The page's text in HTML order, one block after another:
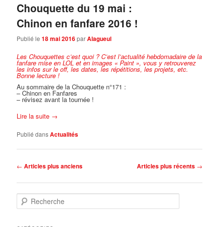
Chouquette du 19 mai :
Chinon en fanfare 2016 !
Publié le18 mai 2016parAlagueul
Les Chouquettes c’est quoi ? C’est l’actualité hebdomadaire de la
fanfare mise en LOL et en images « Paint », vous y retrouverez
les infos sur le off, les dates, les répétitions, les projets, etc.
Bonne lecture !
Au sommaire de la Chouquette n°171 :
– Chinon en Fanfares
– révisez avant la tournée !
Lire la suite →
Publié dansActualités
Navigation
des
← Articles plus anciens Articles plus récents →
R
c